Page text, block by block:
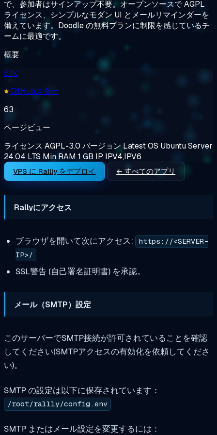
で、参加者はサインアップ不要。オープンソースで AGPL
ライセンス、シンプルなモダン UI とメールリマインダーを
備えています。Doodle の無料プランに制限を感じているチ
ームに最適です。
概要
5.1k
GitHubスター
63
ページビュー
ライセンス AGPL-3.0 バージョン LatestOS Ubuntu Server
24.04 LTS Min RAM 1 GB IP IPV4,IPV6
VPS に Rallly をデプロイ ← すべてのアプリ
Rallyにアクセス
ブラウザを開いて次にアクセス:
https://<SERVER-
IP>/
SSL警告 (自己署名証明書) を承認。
メール（SMTP）設定
このサーバーでSMTP接続が許可されていることを確認
してください(SMTPアクセスの有効化を依頼してくださ
い)。
SMTP の設定は以下に保存されています：
/root/rallly/config.env
SMTP またはメール設定を変更するには：